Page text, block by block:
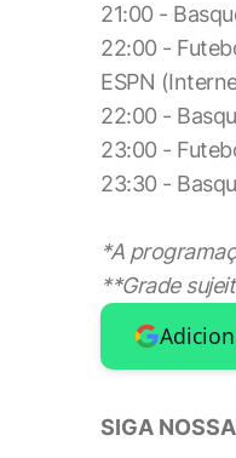
21:00 -
22:00 -
ESPN
22:00 -
23:00 -
23:30 -
*A
**Grade
SIGA